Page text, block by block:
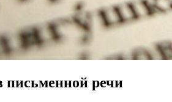
письменной речи